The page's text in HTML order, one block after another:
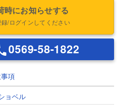
時にお知らせする
/ログインしてください
0569-58-1822
項
ョベル